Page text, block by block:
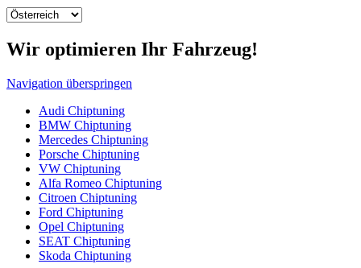
Wir optimieren Ihr Fahrzeug!
Navigation überspringen
Audi Chiptuning
BMW Chiptuning
Mercedes Chiptuning
Porsche Chiptuning
VW Chiptuning
Alfa Romeo Chiptuning
Citroen Chiptuning
Ford Chiptuning
Opel Chiptuning
SEAT Chiptuning
Skoda Chiptuning